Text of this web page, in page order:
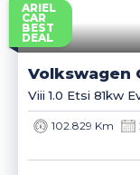
ARIEL
CAR
BEST
DEAL
Volkswagen
Viii 1.0 Etsi 81kw
102.829 Km